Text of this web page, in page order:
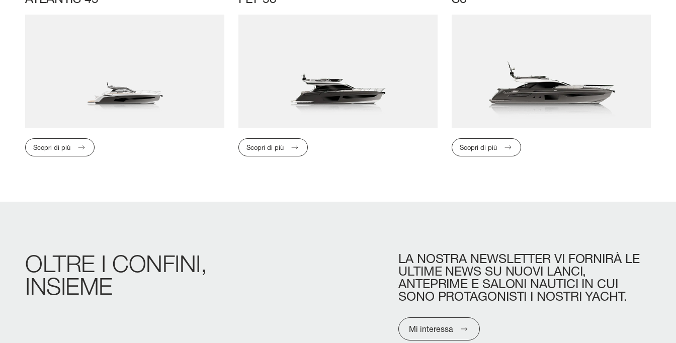
Scopri di più Scopri di più Scopri di più
OLTRE I CONFINI,
INSIEME
LA NOSTRA NEWSLETTER VI FORNIRÀ LE
ULTIME NEWS SU NUOVI LANCI,
ANTEPRIME E SALONI NAUTICI IN CUI
SONO PROTAGONISTI I NOSTRI YACHT.
Mi interessa